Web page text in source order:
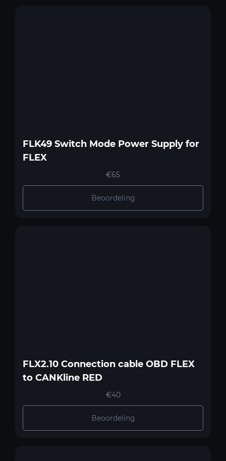
FLK49 Switch Mode Power Supply for
FLEX
€65
Beoordeling
FLX2.10 Connection cable OBD FLEX
to CANKline RED
€40
Beoordeling